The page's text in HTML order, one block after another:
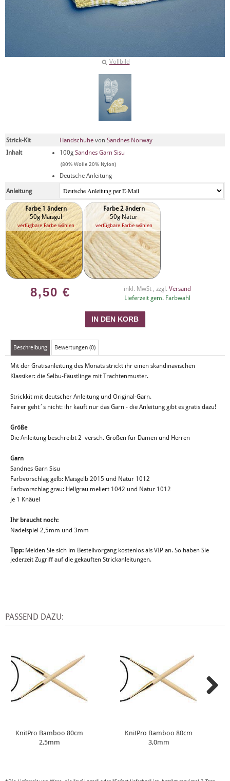
Vollbild
Strick-Kit Handschuhe von Sandnes Norway
Inhalt
100g Sandnes Garn Sisu
(80% Wolle 20% Nylon)
Deutsche Anleitung
Anleitung
Farbe 1 ändern
50g Maisgul
verfügbare Farbe wählen
Farbe 2 ändern
50g Natur
verfügbare Farbe wählen
8,50 € inkl. MwSt , zzgl. Versand
Lieferzeit gem. Farbwahl
Beschreibung Bewertungen (0)
Mit der Gratisanleitung des Monats strickt ihr einen skandinavischen
Klassiker: die Selbu-Fäustlinge mit Trachtenmuster.
Strickkit mit deutscher Anleitung und Original-Garn.
Fairer geht´s nicht: ihr kauft nur das Garn - die Anleitung gibt es gratis dazu!
Größe
Die Anleitung beschreibt 2 versch. Größen für Damen und Herren
Garn
Sandnes Garn Sisu
Farbvorschlag gelb: Maisgelb 2015 und Natur 1012
Farbvorschlag grau: Hellgrau meliert 1042 und Natur 1012
je 1 Knäuel
Ihr braucht noch:
Nadelspiel 2,5mm und 3mm
Tipp: Melden Sie sich im Bestellvorgang kostenlos als VIP an. So haben Sie
jederzeit Zugriff auf die gekauften Strickanleitungen.
PASSEND DAZU:
KnitPro Bamboo 80cm
2,5mm
KnitPro Bamboo 80cm
3,0mm